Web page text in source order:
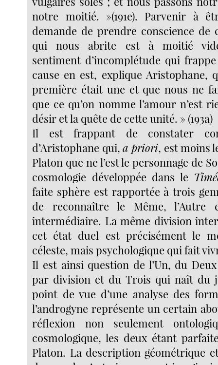
notre moitié. »(191e). Parvenir à
demande de prendre conscience de
qui nous abrite est à moitié
sentiment d’incomplétude qui
cause en est, explique Aristophane,
première était une et que nous ne
que ce qu’on nomme l’amour n’est
désir et la quête de cette unité. » (193a)
Il est frappant de constater
d’Aristophane qui, a priori, est moins
Platon que ne l’est le personnage de
cosmologie développée dans le
faite sphère est rapportée à trois
de reconnaître le Même, l’Autre
intermédiaire. La même division
cet état duel est précisément le
céleste, mais psychologique qui fait
Il est ainsi question de l’Un, du
par division et du Trois qui naît du
point de vue d’une analyse des
l’androgyne représente un certain
réflexion non seulement
cosmologique, les deux étant
Platon. La description géométrique